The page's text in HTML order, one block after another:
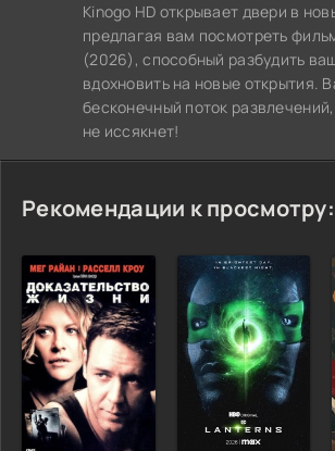
Kinogo HD открывает двери в
предлагая вам посмотреть
(2026), способный разбудить
вдохновить на новые открытия.
бесконечный поток
не иссякнет!
Рекомендации к просмотру: